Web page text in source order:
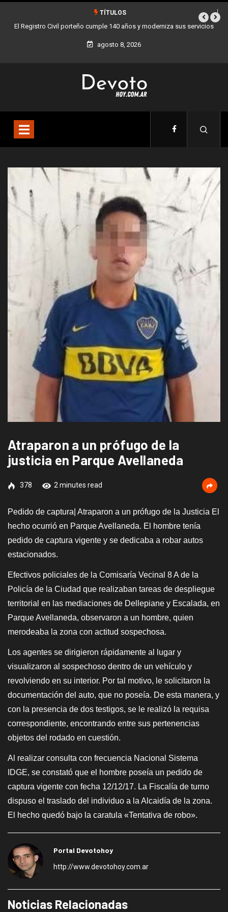
TÍTULOS
Civil porteño cumple 140 años y moderniza sus servicios Buenos Aires
agosto 8, 2026
Atraparon a un prófugo de la
justicia en Parque Avellaneda
378 2 minutes read
Pedido de captura| Atraparon a un prófugo de la Justicia El
hecho ocurrió en Parque Avellaneda. El hombre tenía
pedido de captura vigente y se dedicaba a robar autos
estacionados.
Efectivos policiales de la Comisaría Vecinal 8 A de la
Policía de la Ciudad que realizaban tareas de despliegue
territorial en las mediaciones de Dellepiane y Escalada, en
Parque Avellaneda, observaron a un hombre, quien
merodeaba la zona con actitud sospechosa.
Los agentes se dirigieron rápidamente al lugar y
visualizaron al sospechoso dentro de un vehículo y
revolviendo en su interior. Por tal motivo, le solicitaron la
documentación del auto, que no poseía. De esta manera, y
con la presencia de dos testigos, se le realizó la requisa
correspondiente, encontrando entre sus pertenencias
objetos del rodado en cuestión.
Al realizar consulta con frecuencia Nacional Sistema
IDGE, se constató que el hombre poseía un pedido de
captura vigente con fecha 12/12/17. La Fiscalía de turno
dispuso el traslado del individuo a la Alcaidía de la zona.
El hecho quedó bajo la caratula «Tentativa de robo».
Portal Devotohoy
http://www.devotohoy.com.ar
Noticias Relacionadas